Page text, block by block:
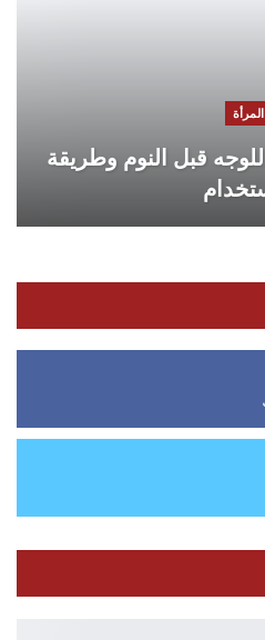
المرأة
قبل النوم وطريقة